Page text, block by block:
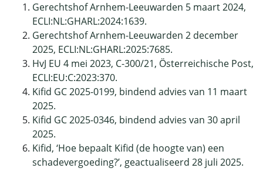
Gerechtshof Arnhem-Leeuwarden 5 maart 2024,
ECLI:NL:GHARL:2024:1639.
Gerechtshof Arnhem-Leeuwarden 2 december
2025, ECLI:NL:GHARL:2025:7685.
HvJ EU 4 mei 2023, C-300/21, Österreichische Post,
ECLI:EU:C:2023:370.
Kifid GC 2025-0199, bindend advies van 11 maart
2025.
Kifid GC 2025-0346, bindend advies van 30 april
2025.
Kifid, ‘Hoe bepaalt Kifid (de hoogte van) een
schadevergoeding?’, geactualiseerd 28 juli 2025.